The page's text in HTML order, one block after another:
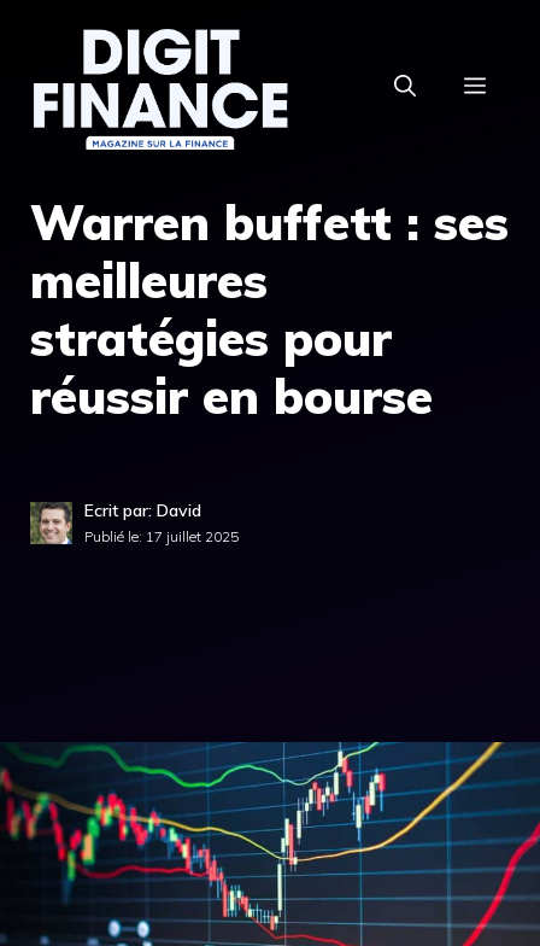
contenu
Warren buffett : ses
meilleures
stratégies pour
réussir en bourse
Ecrit par: David
Publié le: 17 juillet 2025